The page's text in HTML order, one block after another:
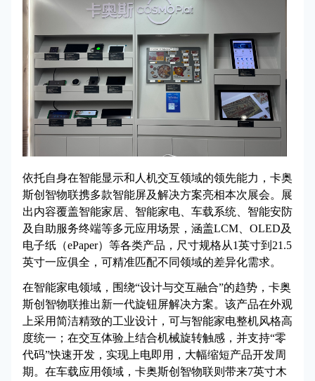
依托自身在智能显示和人机交互领域的领先能力，卡奥
斯创智物联携多款智能屏及解决方案亮相本次展会。展
出内容覆盖智能家居、智能家电、车载系统、智能安防
及自助服务终端等多元应用场景，涵盖LCM、OLED及
电子纸（ePaper）等各类产品，尺寸规格从1英寸到21.5
英寸一应俱全，可精准匹配不同领域的差异化需求。
在智能家电领域，围绕“设计与交互融合”的趋势，卡奥
斯创智物联推出新一代旋钮屏解决方案。该产品在外观
上采用简洁精致的工业设计，可与智能家电整机风格高
度统一；在交互体验上结合机械旋转触感，并支持“零
代码”快速开发，实现上电即用，大幅缩短产品开发周
期。在车载应用领域，卡奥斯创智物联则带来7英寸木